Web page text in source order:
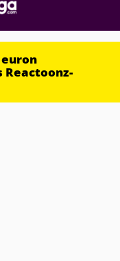
euron